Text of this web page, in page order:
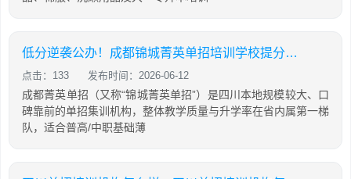
低分逆袭公办！成都锦城菁英单招培训学校提分攻略
点击：133 发布时间：2026-06-12
成都菁英单招（又称“锦城菁英单招”）是四川本地规模较大、口
碑靠前的单招集训机构，整体教学质量与升学率在省内属第一梯
队，适合普高/中职基础薄